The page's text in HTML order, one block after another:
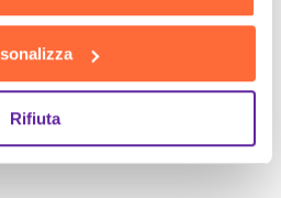
Rifiuta
nostra
insieme